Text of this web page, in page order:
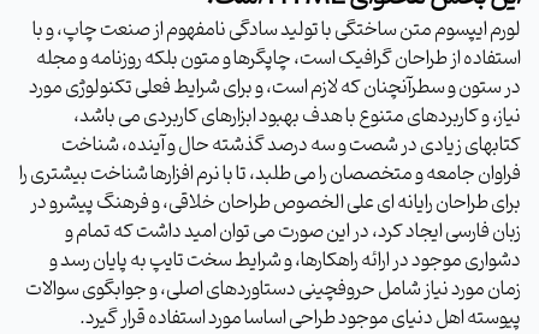
لورم ایپسوم متن ساختگی با تولید سادگی نامفهوم از صنعت چاپ، و با
استفاده از طراحان گرافیک است، چاپگرها و متون بلکه روزنامه و مجله
در ستون و سطرآنچنان که لازم است، و برای شرایط فعلی تکنولوژی مورد
نیاز، و کاربردهای متنوع با هدف بهبود ابزارهای کاربردی می باشد،
کتابهای زیادی در شصت و سه درصد گذشته حال و آینده، شناخت
فراوان جامعه و متخصصان را می طلبد، تا با نرم افزارها شناخت بیشتری را
برای طراحان رایانه ای علی الخصوص طراحان خلاقی، و فرهنگ پیشرو در
زبان فارسی ایجاد کرد، در این صورت می توان امید داشت که تمام و
دشواری موجود در ارائه راهکارها، و شرایط سخت تایپ به پایان رسد و
زمان مورد نیاز شامل حروفچینی دستاوردهای اصلی، و جوابگوی سوالات
پیوسته اهل دنیای موجود طراحی اساسا مورد استفاده قرار گیرد.